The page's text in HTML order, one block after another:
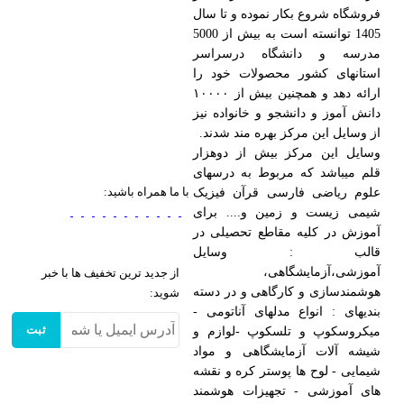
فروشگاه شروع بکار نموده و تا سال
1405 توانسته است به بیش از 5000
مدرسه و دانشگاه درسراسر
استانهای کشور محصولات خود را
ارائه دهد و همچنین بیش از ۱۰۰۰۰
دانش آموز و دانشجو و خانواده نیز
از وسایل این مرکز بهره مند شدند.
وسایل این مرکز بیش از دوهزار
قلم میباشد که مربوط به درسهای
علوم ریاضی فارسی قرآن فیزیک
شیمی زیست و زمین و.... برای
آموزش در کلیه مقاطع تحصیلی در
قالب : وسایل
آموزشی،آزمایشگاهی،
هوشمندسازی و کارگاهی و در دسته
بندیهای : انواع مدلهای آناتومی -
میکروسکوپ و تلسکوپ -لوازم و
شیشه آلات آزمایشگاهی و مواد
شیمایی - لوح ها پوستر کره و نقشه
های آموزشی - تجهیزات هوشمند
با ما همراه باشید:
از جدید ترین تخفیف ها با خبر
شوید:
ثبت